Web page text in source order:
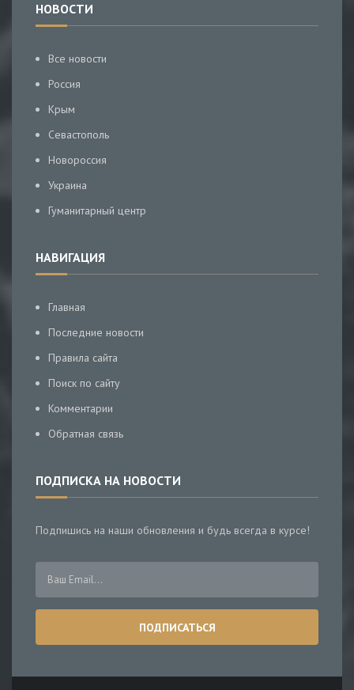
НОВОСТИ
Все новости
Россия
Крым
Севастополь
Новороссия
Украина
Гуманитарный центр
НАВИГАЦИЯ
Главная
Последние новости
Правила сайта
Поиск по сайту
Комментарии
Обратная связь
ПОДПИСКА НА НОВОСТИ
Подпишись на наши обновления и будь всегда в курсе!